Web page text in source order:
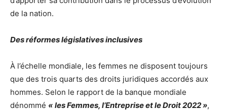
de la nation.
Des réformes législatives inclusives
À l’échelle mondiale, les femmes ne disposent toujours
que des trois quarts des droits juridiques accordés aux
hommes. Selon le rapport de la banque mondiale
dénommé « les Femmes, l’Entreprise et le Droit 2022 »,